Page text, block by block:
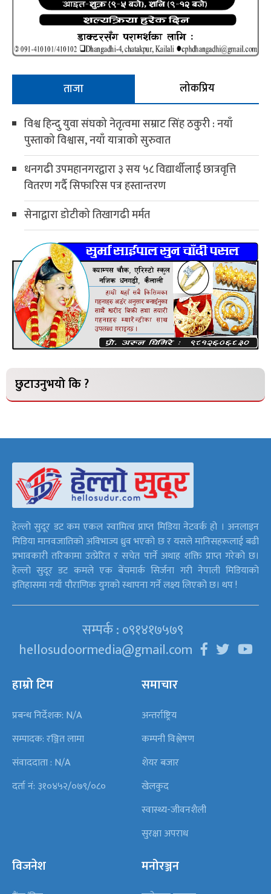
ताजा
लोकप्रिय
विश्व हिन्दु युवा संघको नेतृत्वमा सम्राट सिंह ठकुरी : नयाँ
पुस्ताको विश्वास, नयाँ यात्राको सुरुवात
धनगढी उपमहानगरद्वारा ३ सय ५८ विद्यार्थीलाई छात्रवृत्ति
वितरण गर्दै सिफारिस पत्र हस्तान्तरण
सेनाद्वारा डोटीको तिखागढी मर्मत
छुटाउनुभयो कि ?
हेल्लो सुदूर डट कम एकल स्वामित्व प्राप्त मिडिया नेटवर्क हो । अनलाइन
मिडिया मानवजातिको अविभाज्य ध्रुव भएको छ र यसले मानिसहरूलाई बढी
प्रभावकारी तरिकामा उत्प्रेरित र सचेत पार्ने अथाह शक्ति प्राप्त गरेको छ।
हेल्लो सुदूर डट कमले एक बेंचमार्क सिर्जना गरी नेपाली मिडियाको
इतिहासमा नयाँ पौराणिक युगको स्थापना गर्ने लक्ष्य लिएको छ। थप !
सम्पर्क : ०९१४१७५७९
hellosudoormedia@gmail.com
हाम्रो टिम
प्रबन्ध निर्देशक: N/A
सम्पादक: रञ्जित लामा
संवाददाता : N/A
दर्ता नं: ३१०४५२/०७९/०८०
समाचार
अन्तर्राष्ट्रिय
कम्पनी विश्लेषण
शेयर बजार
खेलकुद
स्वास्थ्य-जीवनशैली
सुरक्षा अपराध
विजनेश मनोरञ्जन